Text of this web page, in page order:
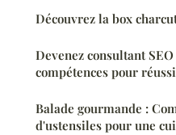
Découvrez la box
Devenez consultant
compétences pour
Balade gourmande :
d'ustensiles pour une